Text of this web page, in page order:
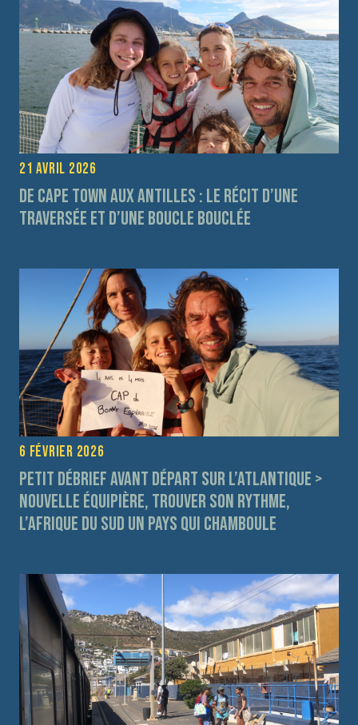
21 avril 2026
De Cape Town aux Antilles : le récit d’une
traversée et d’une boucle bouclée
6 février 2026
Petit débrief avant départ sur l’Atlantique >
Nouvelle équipière, trouver son rythme,
l’Afrique du Sud un pays qui chamboule